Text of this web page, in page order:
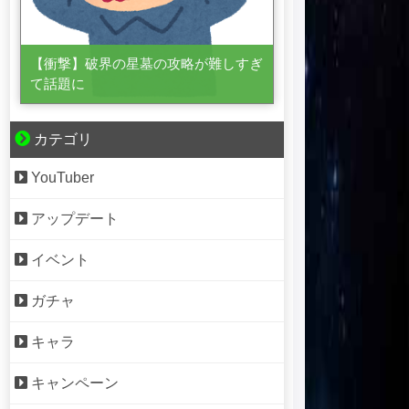
【衝撃】破界の星墓の攻略が難しすぎ
て話題に
カテゴリ
YouTuber
アップデート
イベント
ガチャ
キャラ
キャンペーン